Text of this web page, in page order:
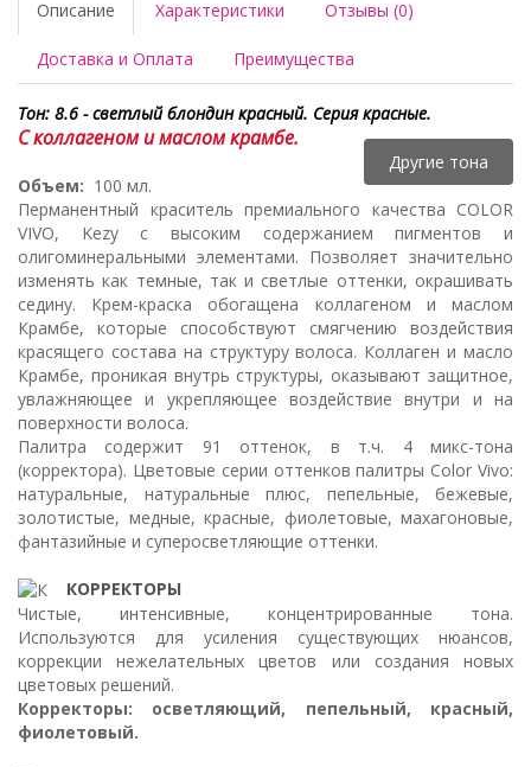
Описание Характеристики Отзывы (0)
Доставка и Оплата Преимущества
Тон: 8.6 - светлый блондин красный. Серия красные.
С коллагеном и маслом крамбе.
Другие тона
Объем: 100 мл.
Перманентный краситель премиального качества COLOR
VIVO, Kezy с высоким содержанием пигментов и
олигоминеральными элементами. Позволяет значительно
изменять как темные, так и светлые оттенки, окрашивать
седину. Крем-краска обогащена коллагеном и маслом
Крамбе, которые способствуют смягчению воздействия
красящего состава на структуру волоса. Коллаген и масло
Крамбе, проникая внутрь структуры, оказывают защитное,
увлажняющее и укрепляющее воздействие внутри и на
поверхности волоса.
Палитра содержит 91 оттенок, в т.ч. 4 микс-тона
(корректора). Цветовые серии оттенков палитры Color Vivo:
натуральные, натуральные плюс, пепельные, бежевые,
золотистые, медные, красные, фиолетовые, махагоновые,
фантазийные и суперосветляющие оттенки.
КОРРЕКТОРЫ
Чистые, интенсивные, концентрированные тона.
Используются для усиления существующих нюансов,
коррекции нежелательных цветов или создания новых
цветовых решений.
Корректоры: осветляющий, пепельный, красный,
фиолетовый.